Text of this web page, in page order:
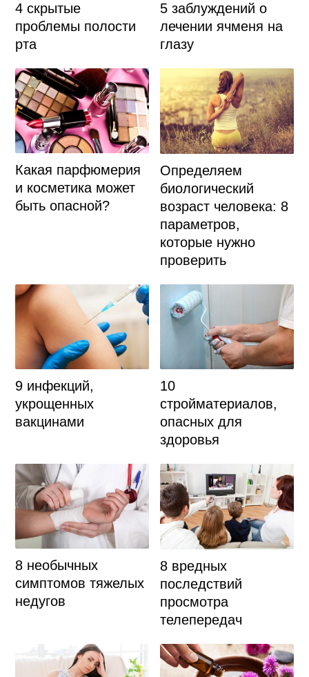
4 скрытые
проблемы полости
рта
5 заблуждений о
лечении ячменя на
глазу
Какая парфюмерия
и косметика может
быть опасной?
Определяем
биологический
возраст человека: 8
параметров,
которые нужно
проверить
9 инфекций,
укрощенных
вакцинами
10
стройматериалов,
опасных для
здоровья
8 необычных
симптомов тяжелых
недугов
8 вредных
последствий
просмотра
телепередач